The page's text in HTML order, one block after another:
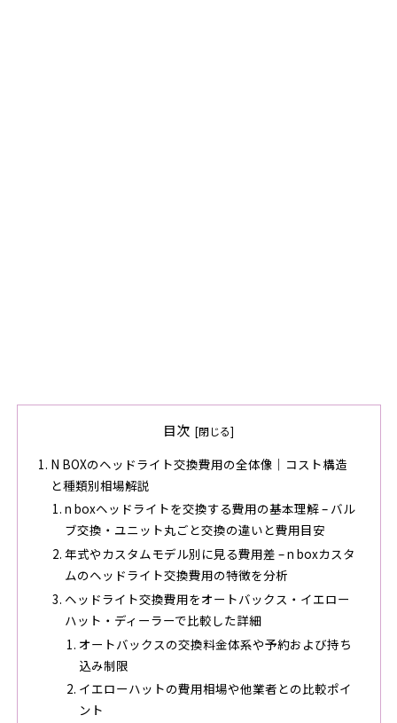
目次
N BOXのヘッドライト交換費用の全体像｜コスト構造
と種類別相場解説
n boxヘッドライトを交換する費用の基本理解 – バル
ブ交換・ユニット丸ごと交換の違いと費用目安
年式やカスタムモデル別に見る費用差 – n boxカスタ
ムのヘッドライト交換費用の特徴を分析
ヘッドライト交換費用をオートバックス・イエロー
ハット・ディーラーで比較した詳細
オートバックスの交換料金体系や予約および持ち
込み制限
イエローハットの費用相場や他業者との比較ポイ
ント